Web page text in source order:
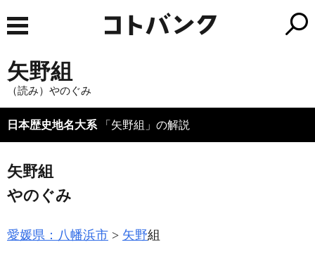
矢野組
（読み）やのぐみ
日本歴史地名大系 「矢野組」の解説
矢野組
やのぐみ
愛媛県：八幡浜市 矢野組